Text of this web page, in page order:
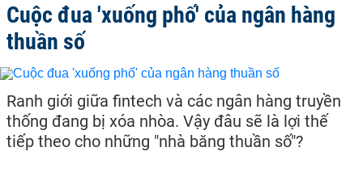
Cuộc đua 'xuống phố' của ngân hàng
thuần số
Ranh giới giữa fintech và các ngân hàng truyền
thống đang bị xóa nhòa. Vậy đâu sẽ là lợi thế
tiếp theo cho những "nhà băng thuần số"?